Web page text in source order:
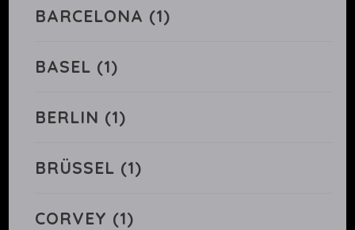
BARCELONA (1)
BASEL (1)
BERLIN (1)
BRÜSSEL (1)
CORVEY (1)